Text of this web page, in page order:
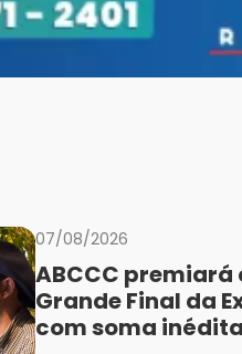
07/08/2026
ABCCC premiará
Grande Final da
com soma